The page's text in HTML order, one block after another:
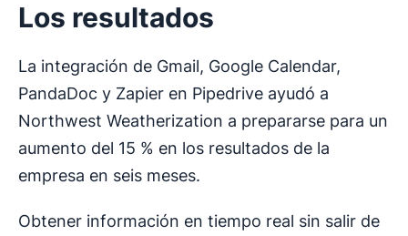
Los resultados
La integración de Gmail, Google Calendar,
PandaDoc y Zapier en Pipedrive ayudó a
Northwest Weatherization a prepararse para un
aumento del 15 % en los resultados de la
empresa en seis meses.
Obtener información en tiempo real sin salir de